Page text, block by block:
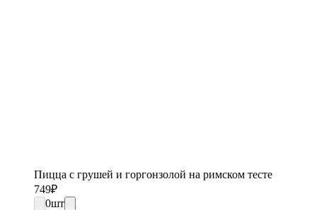
Пицца с грушей и горгонзолой на римском тесте
749₽
0шт